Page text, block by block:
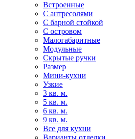
Встроенные
С антресолями
С барной стойкой
С островом
Малогабаритные
Модульные
Скрытые ручки
Размер
Мини-кухни
Узкие
3 кв. м.
5 кв. м.
6 кв. м.
9 кв. м.
Все для кухни
Варианты отделки